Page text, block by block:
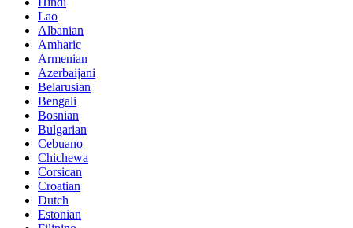
Lao
Albanian
Amharic
Armenian
Azerbaijani
Belarusian
Bengali
Bosnian
Bulgarian
Cebuano
Chichewa
Corsican
Croatian
Dutch
Estonian